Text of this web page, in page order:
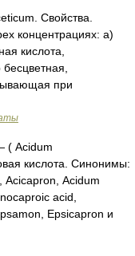
Свойства.
концентрациях: а)
кислота,
при
( Асidum
кислота. Синонимы:
Асiсарron, Асidum
асid,
Ерsicapron и